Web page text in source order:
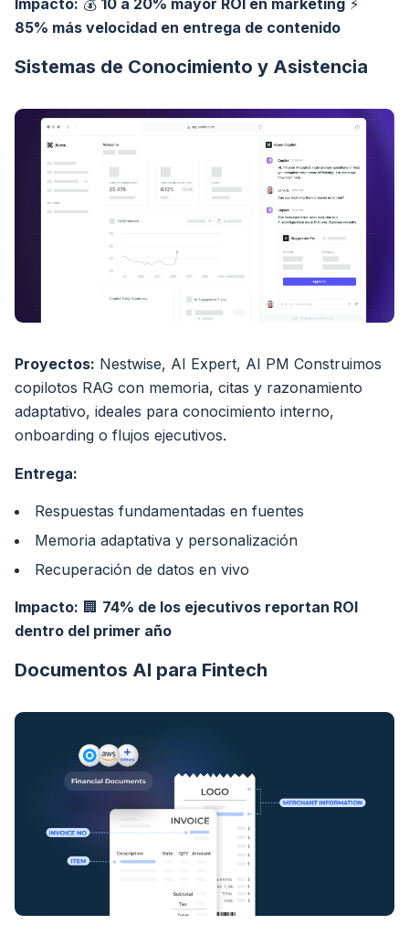
85% más velocidad en entrega de contenido
Sistemas de Conocimiento y Asistencia
Proyectos: Nestwise, AI Expert, AI PM Construimos
copilotos RAG con memoria, citas y razonamiento
adaptativo, ideales para conocimiento interno,
onboarding o flujos ejecutivos.
Entrega:
Respuestas fundamentadas en fuentes
Memoria adaptativa y personalización
Recuperación de datos en vivo
Impacto: 🏢 74% de los ejecutivos reportan ROI
dentro del primer año
Documentos AI para Fintech